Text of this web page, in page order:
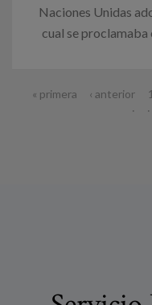
Naciones Unidas
cual se proclamaba
Páginas
« primera ‹ anterior 1